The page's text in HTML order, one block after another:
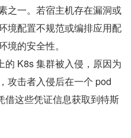
之一。若宿主机存在漏洞或
境配置不规范或编排应用配
的安全性。
K8s 集群被入侵，原因为
攻击者入侵后在一个 pod
借这些凭证信息获取到特斯